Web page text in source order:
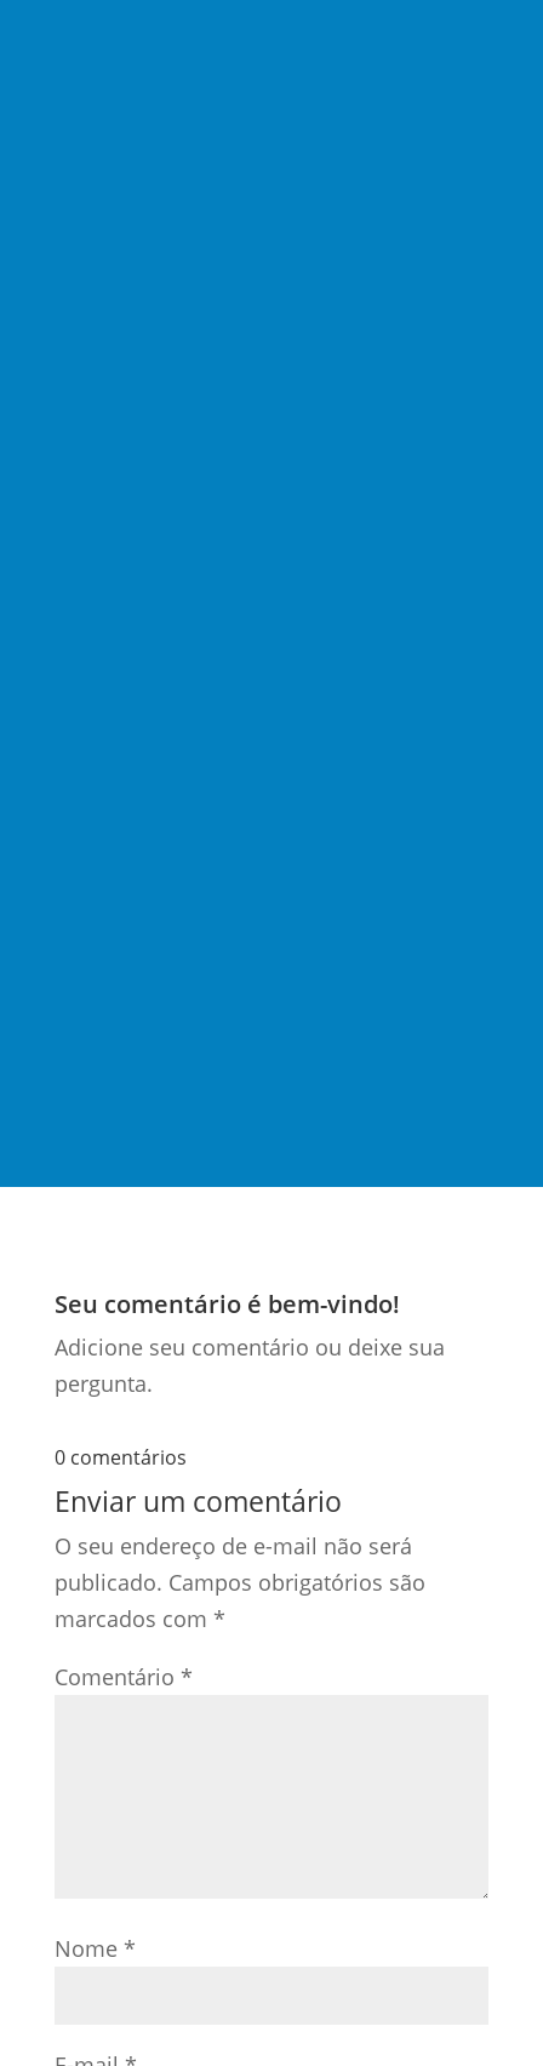
Seu comentário é bem-vindo!
Adicione seu comentário ou deixe sua
pergunta.
0 comentários
Enviar um comentário
O seu endereço de e-mail não será
publicado. Campos obrigatórios são
marcados com *
Comentário *
Nome *